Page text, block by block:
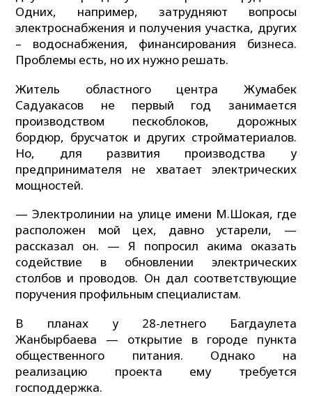
Одних, например, затрудняют вопросы
электроснабжения и получения участка, других
– водоснабжения, финансирования бизнеса.
Проблемы есть, но их нужно решать.
Житель областного центра Жумабек
Садуакасов не первый год занимается
производством пескоблоков, дорожных
бордюр, брусчаток и других стройматериалов.
Но, для развития производства у
предпринимателя не хватает электрических
мощностей.
— Электролинии на улице имени М.Шокая, где
расположен мой цех, давно устарели, —
рассказал он. — Я попросил акима оказать
содействие в обновлении электрических
столбов и проводов. Он дал соответствующие
поручения профильным специалистам.
В планах у 28-летнего Багдаулета
Жанбырбаева — открытие в городе пункта
общественного питания. Однако на
реализацию проекта ему требуется
господдержка.